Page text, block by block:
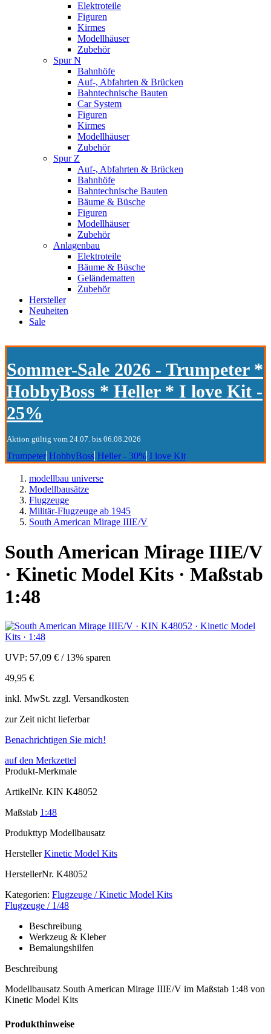
Elektroteile
Figuren
Kirmes
Modellhäuser
Zubehör
Spur N
Bahnhöfe
Auf-, Abfahrten & Brücken
Bahntechnische Bauten
Car System
Figuren
Kirmes
Modellhäuser
Zubehör
Spur Z
Auf-, Abfahrten & Brücken
Bahnhöfe
Bahntechnische Bauten
Bäume & Büsche
Figuren
Modellhäuser
Zubehör
Anlagenbau
Elektroteile
Bäume & Büsche
Geländematten
Zubehör
Hersteller
Neuheiten
Sale
Sommer-Sale 2026 - Trumpeter *
HobbyBoss * Heller * I love Kit -
25%
Aktion gültig vom 24.07. bis 06.08.2026
Trumpeter HobbyBoss Heller - 30% I love Kit
modellbau universe
Modellbausätze
Flugzeuge
Militär-Flugzeuge ab 1945
South American Mirage IIIE/V
South American Mirage IIIE/V
· Kinetic Model Kits · Maßstab
1:48
UVP: 57,09 € / 13% sparen
49,95 €
inkl. MwSt. zzgl. Versandkosten
zur Zeit nicht lieferbar
Benachrichtigen Sie mich!
auf den Merkzettel
Produkt-Merkmale
ArtikelNr. KIN K48052
Maßstab 1:48
Produkttyp Modellbausatz
Hersteller Kinetic Model Kits
HerstellerNr. K48052
Kategorien: Flugzeuge / Kinetic Model Kits
Flugzeuge / 1/48
Beschreibung
Werkzeug & Kleber
Bemalungshilfen
Beschreibung
Modellbausatz South American Mirage IIIE/V im Maßstab 1:48 von
Kinetic Model Kits
Produkthinweise